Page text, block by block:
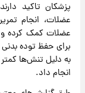
پزشکان تاکید
عضلات، انجام
عضلات کمک کرده و
برای حفظ توده
به دلیل تنش‌ها
انجام داد.